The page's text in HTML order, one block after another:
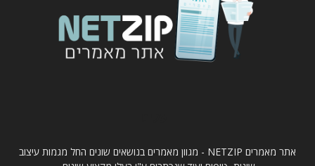
אתר מאמרים NETZIP - מגוון מאמרים בנושאים שונים החל מגמות עיצוב